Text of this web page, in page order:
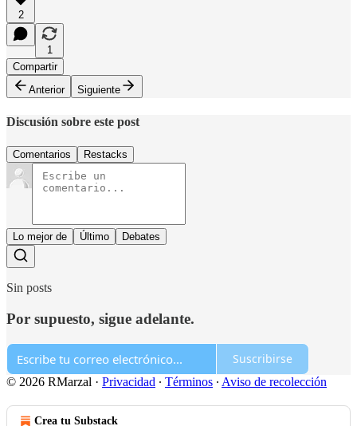
2
1
Compartir
Anterior
Siguiente
Discusión sobre este post
Comentarios Restacks
Lo mejor de Último Debates
Sin posts
Por supuesto, sigue adelante.
Suscribirse
© 2026 RMarzal · Privacidad ∙ Términos ∙ Aviso de recolección
Crea tu Substack